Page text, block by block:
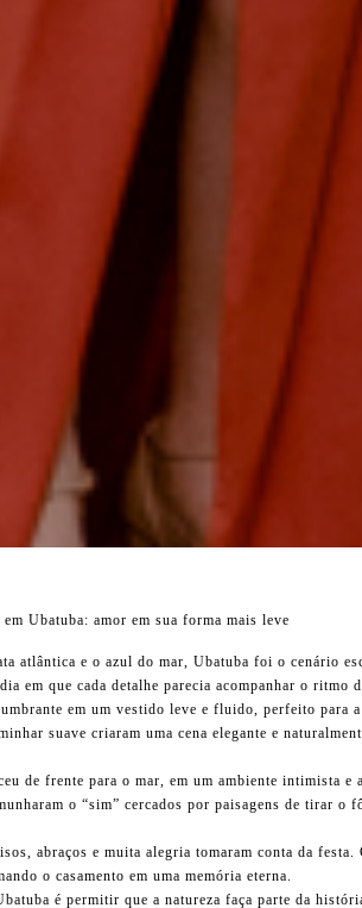
em Ubatuba: amor em sua forma mais leve
atlântica e o azul do mar, Ubatuba foi o cenário
em que cada detalhe parecia acompanhar o ritmo
em um vestido leve e fluido, perfeito para
suave criaram uma cena elegante e
de frente para o mar, em um ambiente intimista
o “sim” cercados por paisagens de tirar
abraços e muita alegria tomaram conta da
o casamento em uma memória eterna.
é permitir que a natureza faça parte da